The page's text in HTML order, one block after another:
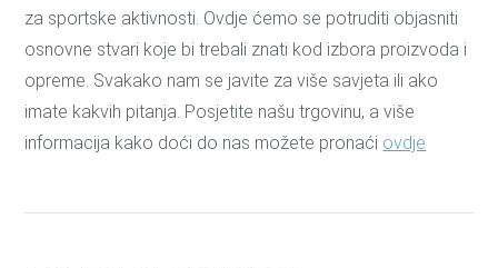
za sportske aktivnosti. Ovdje ćemo se potruditi objasniti
osnovne stvari koje bi trebali znati kod izbora proizvoda i
opreme. Svakako nam se javite za više savjeta ili ako
imate kakvih pitanja. Posjetite našu trgovinu, a više
informacija kako doći do nas možete pronaći ovdje